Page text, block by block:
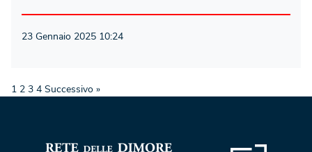
23 Gennaio 2025 10:24
1 2 3 4 Successivo »